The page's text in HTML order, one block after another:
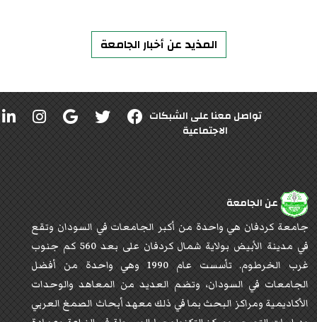
المذيد عن أخبار الجامعة
تواصل معنا على الشبكات
الاجتماعية
عن الجامعة
جامعة كردفان هي واحدة من أكبر الجامعات في السودان وتقع
في مدينة الأبيض بولاية شمال كردفان على بعد 560 كم جنوب
غرب الخرطوم. تأسست عام 1990 وهي واحدة من أفضل
الجامعات في السودان، وتضم العديد من المعاهد والوحدات
الأكاديمية ومراكز البحث بما في ذلك معهد أبحاث الصمغ العربي